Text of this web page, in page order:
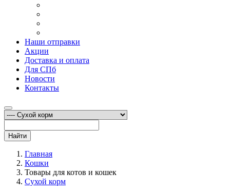
Наши отправки
Акции
Доставка и оплата
Для СПб
Новости
Контакты
Найти
Главная
Кошки
Товары для котов и кошек
Сухой корм